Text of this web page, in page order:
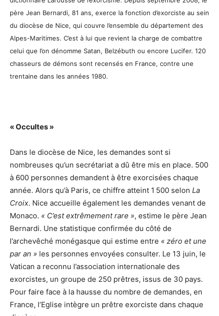
père Jean Bernardi, 81 ans, exerce la fonction d’exorciste au sein
du diocèse de Nice, qui couvre l’ensemble du département des
Alpes-Maritimes. C’est à lui que revient la charge de combattre
celui que l’on dénomme Satan, Belzébuth ou encore Lucifer. 120
chasseurs de démons sont recensés en France, contre une
trentaine dans les années 1980.
« Occultes »
Dans le diocèse de Nice, les demandes sont si
nombreuses qu’un secrétariat a dû être mis en place. 500
à 600 personnes demandent à être exorcisées chaque
année. Alors qu’à Paris, ce chiffre atteint 1 500 selon La
Croix. Nice accueille également les demandes venant de
Monaco. « C’est extrêmement rare », estime le père Jean
Bernardi. Une statistique confirmée du côté de
l’archevêché monégasque qui estime entre « zéro et une
par an » les personnes envoyées consulter. Le 13 juin, le
Vatican a reconnu l’association internationale des
exorcistes, un groupe de 250 prêtres, issus de 30 pays.
Pour faire face à la hausse du nombre de demandes, en
France, l’Eglise intègre un prêtre exorciste dans chaque